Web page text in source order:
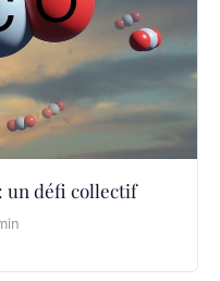
un défi collectif